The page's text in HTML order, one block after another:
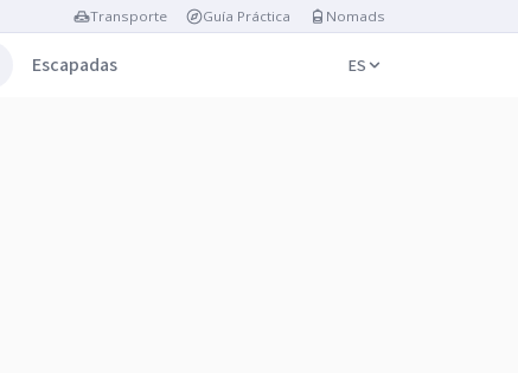
Transporte Guía Práctica Nomads
Escapadas ES